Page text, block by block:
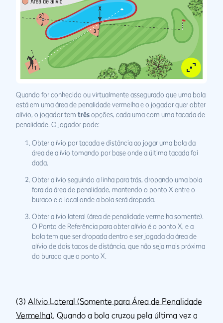
Quando for conhecido ou virtualmente assegurado que uma bola
está em uma área de penalidade vermelha e o jogador quer obter
alívio, o jogador tem trêsopções, cada uma com uma tacada de
penalidade. O jogador pode:
Obter alívio por tacada e distância ao jogar uma bola da
área de alívio tomando por base onde a última tacada foi
dada.
Obter alívio seguindo a linha para trás, dropando uma bola
fora da área de penalidade, mantendo o ponto X entre o
buraco e o local onde a bola será dropada.
Obter alívio lateral (área de penalidade vermelha somente).
O Ponto de Referência para obter alívio é o ponto X, e a
bola tem que ser dropada dentro e ser jogada da área de
alívio de dois tacos de distância, que não seja mais próxima
do buraco que o ponto X.
(3) Alívio Lateral (Somente para Área de Penalidade
Vermelha) . Quando a bola cruzou pela última vez a